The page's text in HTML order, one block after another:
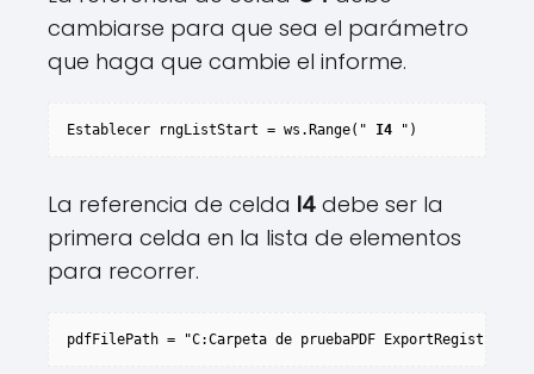
cambiarse para que sea el parámetro
que haga que cambie el informe.
Establecer rngListStart = ws.Range(" I4 ")
La referencia de celda I4 debe ser la
primera celda en la lista de elementos
para recorrer.
pdfFilePath = "C:Carpeta de pruebaPDF ExportRegistro